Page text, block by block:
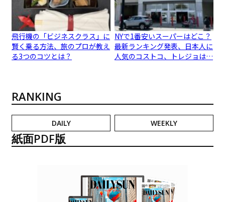
飛行機の「ビジネスクラス」に
賢く乗る方法、旅のプロが教え
る3つのコツとは？
NYで1番安いスーパーはどこ？
最新ランキング発表、日本人に
人気のコストコ、トレジョは…
RANKING
DAILY WEEKLY
紙面PDF版